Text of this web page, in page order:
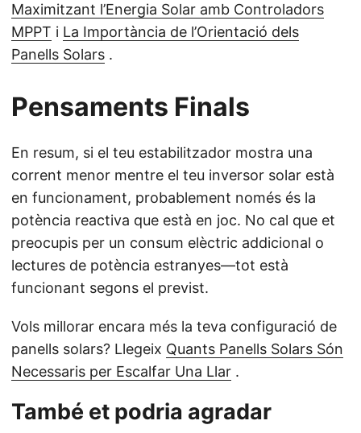
Maximitzant l’Energia Solar amb Controladors
MPPT i La Importància de l’Orientació dels
Panells Solars .
Pensaments Finals
En resum, si el teu estabilitzador mostra una
corrent menor mentre el teu inversor solar està
en funcionament, probablement només és la
potència reactiva que està en joc. No cal que et
preocupis per un consum elèctric addicional o
lectures de potència estranyes—tot està
funcionant segons el previst.
Vols millorar encara més la teva configuració de
panells solars? Llegeix Quants Panells Solars Són
Necessaris per Escalfar Una Llar .
També et podria agradar